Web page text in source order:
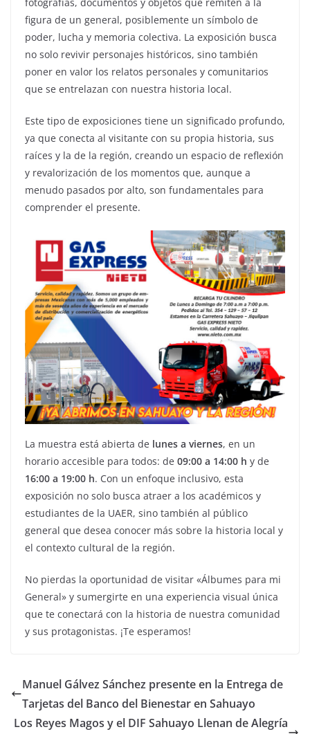
figura de un general, posiblemente un símbolo de
poder, lucha y memoria colectiva. La exposición busca
no solo revivir personajes históricos, sino también
poner en valor los relatos personales y comunitarios
que se entrelazan con nuestra historia local.
Este tipo de exposiciones tiene un significado profundo,
ya que conecta al visitante con su propia historia, sus
raíces y la de la región, creando un espacio de reflexión
y revalorización de los momentos que, aunque a
menudo pasados por alto, son fundamentales para
comprender el presente.
La muestra está abierta de lunes a viernes, en un
horario accesible para todos: de 09:00 a 14:00 h y de
16:00 a 19:00 h. Con un enfoque inclusivo, esta
exposición no solo busca atraer a los académicos y
estudiantes de la UAER, sino también al público
general que desea conocer más sobre la historia local y
el contexto cultural de la región.
No pierdas la oportunidad de visitar «Álbumes para mi
General» y sumergirte en una experiencia visual única
que te conectará con la historia de nuestra comunidad
y sus protagonistas. ¡Te esperamos!
Manuel Gálvez Sánchez presente en la Entrega de
Tarjetas del Banco del Bienestar en Sahuayo
Los Reyes Magos y el DIF Sahuayo Llenan de Alegría